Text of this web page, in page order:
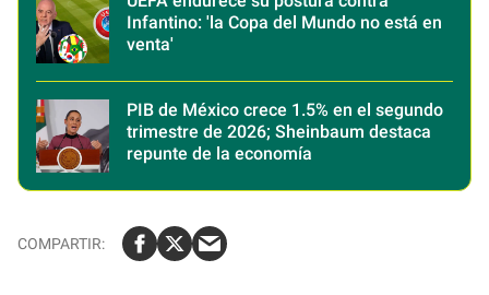
Infantino: 'la Copa del Mundo no está en
venta'
PIB de México crece 1.5% en el segundo
trimestre de 2026; Sheinbaum destaca
repunte de la economía